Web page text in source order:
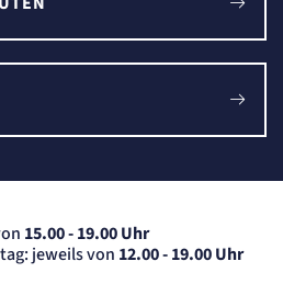
15.00 - 19.00 Uhr
jeweils von 12.00 - 19.00 Uhr
System-
und der besseren Bedienerführung.